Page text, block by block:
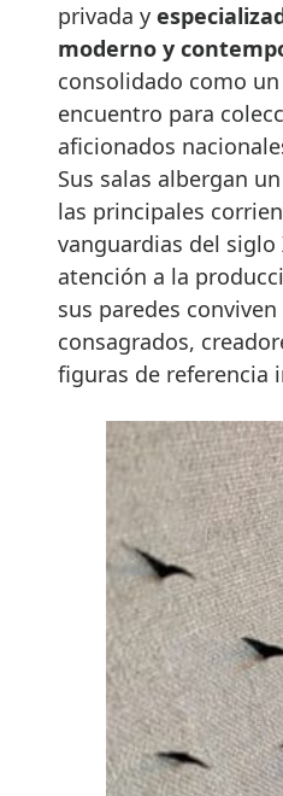
privada y
moderno y
consolidado como
encuentro para
aficionados
Sus salas albergan
las principales
vanguardias del siglo
atención a la
sus paredes
consagrados,
figuras de referencia